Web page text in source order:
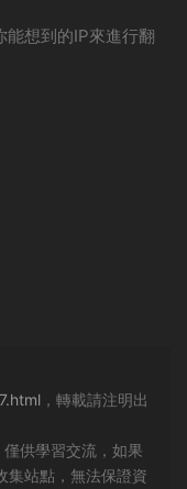
能想到的IP來進行翻
，轉載請注明出
供學習交流，如果
集站點，無法保證資